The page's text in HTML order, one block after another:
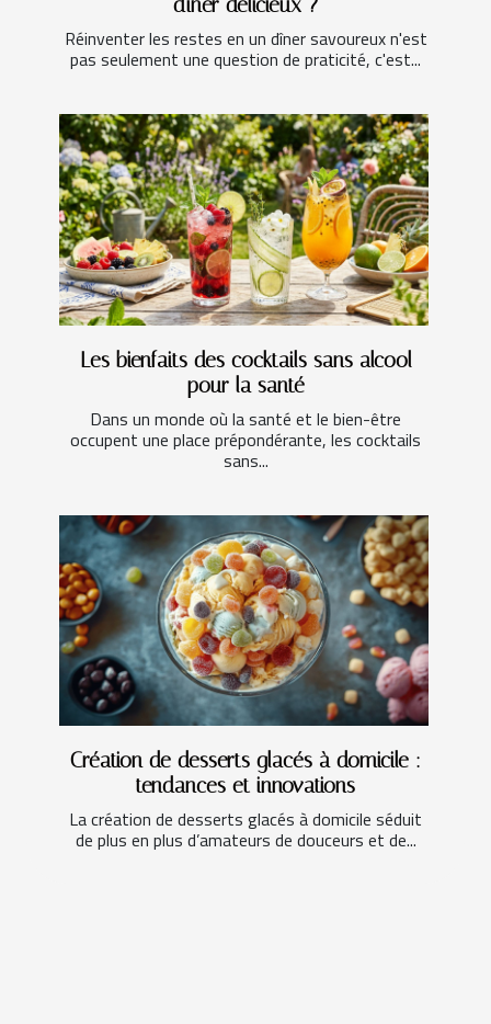
dîner délicieux ?
Réinventer les restes en un dîner savoureux n'est
pas seulement une question de praticité, c'est...
Les bienfaits des cocktails sans alcool
pour la santé
Dans un monde où la santé et le bien-être
occupent une place prépondérante, les cocktails
sans...
Création de desserts glacés à domicile :
tendances et innovations
La création de desserts glacés à domicile séduit
de plus en plus d’amateurs de douceurs et de...